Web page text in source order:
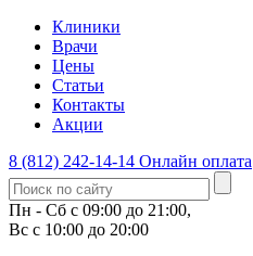
Клиники
Врачи
Цены
Статьи
Контакты
Акции
8 (812) 242-14-14 Онлайн оплата
Пн - Сб с 09:00 до 21:00,
Вс с 10:00 до 20:00